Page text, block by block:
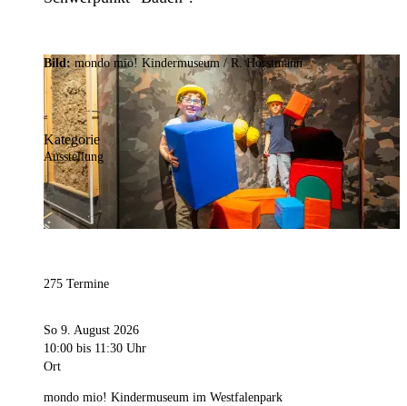
Bild:mondo mio! Kindermuseum / R. Horstmann
Kategorie
Ausstellung
275 Termine
So 9. August 2026
10:00 bis 11:30 Uhr
Ort
mondo mio! Kindermuseum im Westfalenpark